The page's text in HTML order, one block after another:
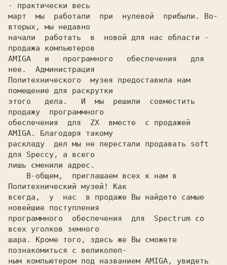
- практически весь
март  мы  работали  при  нулевой  прибыли. Во-
вторых, мы недавно
начали  работать  в  новой для нас области -
продажа компьютеров
AMIGA   и   програмного   обеспечения   для
нее.  Администрация
Политехнического  музея предоставила нам
помещение для раскрутки
этого   дела.   И  мы  решили  совместить
продажу  программного
обеспечения  для  ZX  вместе  с продажей
AMIGA. Благодаря такому
раскладу  дел мы не перестали продавать soft
для Speccy, а всего
лишь сменили адрес.
Политехнический музей! Как
всегда,  у  нас  в продаже Вы найдете самые
новейшие поступления
программного  обеспечения  для  Spectrum со
всех уголков земного
шара. Кроме того, здесь же Вы сможете
познакомиться с великолеп-
ным компьютером под названием AMIGA, увидеть